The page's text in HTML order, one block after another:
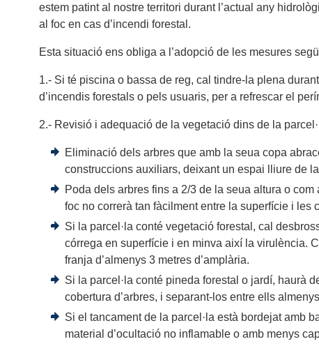
estem patint al nostre territori durant l’actual any
al foc en cas d’incendi forestal.
Esta situació ens obliga a l’adopció de les mesures
1.- Si té piscina o bassa de reg, cal tindre-la plena
d’incendis forestals o pels usuaris, per a refrescar el
2.- Revisió i adequació de la vegetació dins de la
Eliminació dels arbres que amb la seua copa
construccions auxiliars, deixant un espai lliure de
Poda dels arbres fins a 2/3 de la seua altura o
foc no correrà tan fàcilment entre la superfície i les
Si la parcel·la conté vegetació forestal, cal
córrega en superfície i en minva així la virulència.
franja d’almenys 3 metres d’amplària.
Si la parcel·la conté pineda forestal o jardí, haurà
cobertura d’arbres, i separant-los entre ells
Si el tancament de la parcel·la està bordejat amb
material d’ocultació no inflamable o amb menys